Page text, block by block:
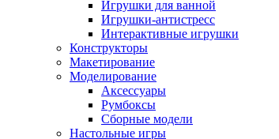
Игрушки для ванной
Игрушки-антистресс
Интерактивные игрушки
Конструкторы
Макетирование
Моделирование
Аксессуары
Румбоксы
Сборные модели
Настольные игры